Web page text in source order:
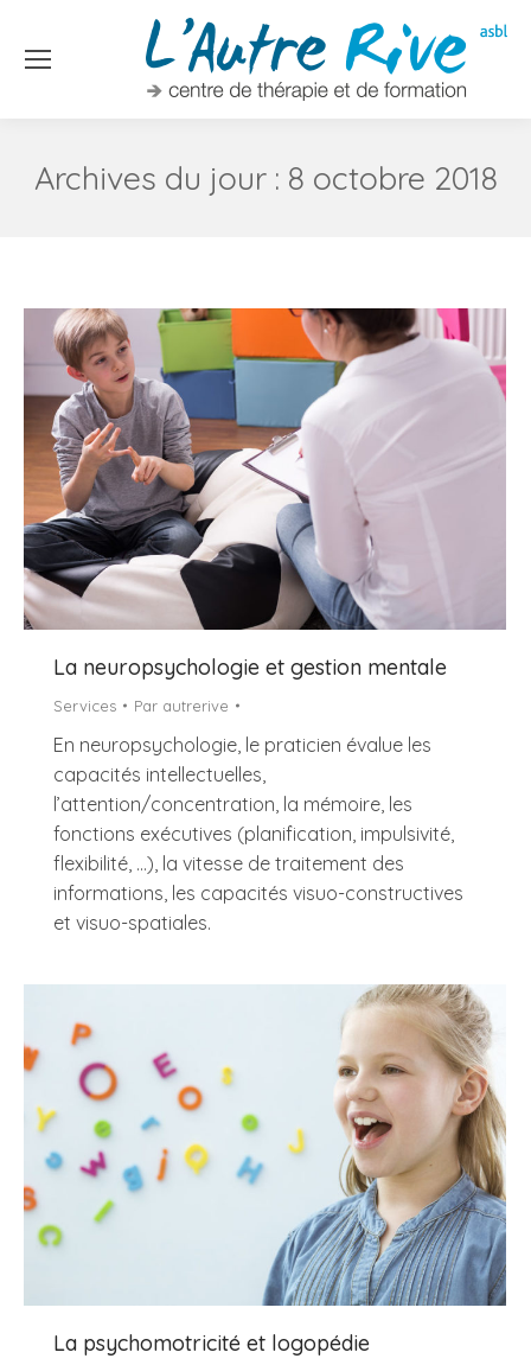
Archives du jour : 8 octobre 2018
La neuropsychologie et gestion mentale
Services Par autrerive
En neuropsychologie, le praticien évalue les
capacités intellectuelles,
l’attention/concentration, la mémoire, les
fonctions exécutives (planification, impulsivité,
flexibilité, …), la vitesse de traitement des
informations, les capacités visuo-constructives
et visuo-spatiales.
La psychomotricité et logopédie